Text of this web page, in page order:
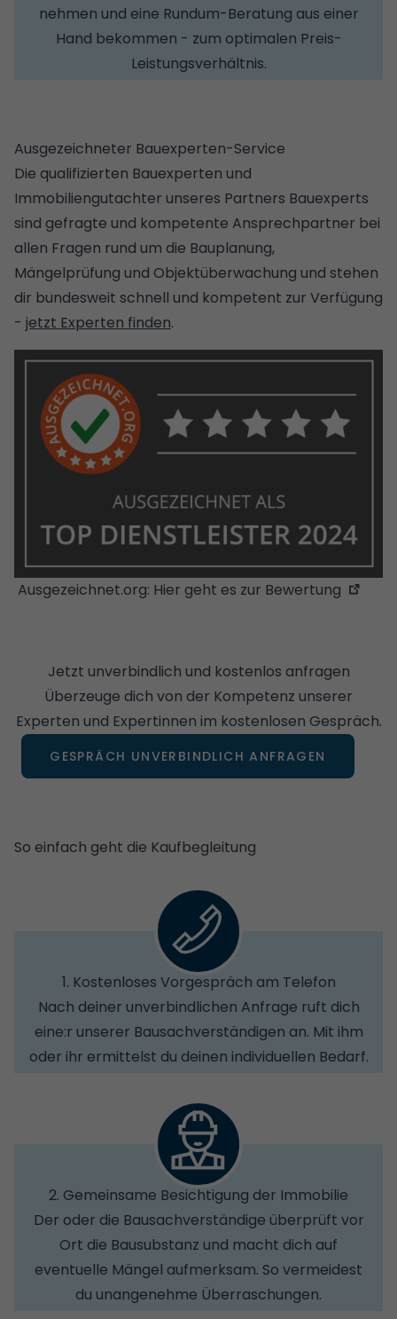
nehmen und eine Rundum-Beratung aus einer
Hand bekommen - zum optimalen Preis-
Leistungsverhältnis.
Ausgezeichneter Bauexperten-Service
Die qualifizierten Bauexperten und
Immobiliengutachter unseres Partners Bauexperts
sind gefragte und kompetente Ansprechpartner bei
allen Fragen rund um die Bauplanung,
Mängelprüfung und Objektüberwachung und stehen
dir bundesweit schnell und kompetent zur Verfügung
- jetzt Experten finden.
Ausgezeichnet.org: Hier geht es zur Bewertung
Jetzt unverbindlich und kostenlos anfragen
Überzeuge dich von der Kompetenz unserer
Experten und Expertinnen im kostenlosen Gespräch.
GESPRÄCH UNVERBINDLICH ANFRAGEN
So einfach geht die Kaufbegleitung
1. Kostenloses Vorgespräch am Telefon
Nach deiner unverbindlichen Anfrage ruft dich
eine:r unserer Bausachverständigen an. Mit ihm
oder ihr ermittelst du deinen individuellen Bedarf.
2. Gemeinsame Besichtigung der Immobilie
Der oder die Bausachverständige überprüft vor
Ort die Bausubstanz und macht dich auf
eventuelle Mängel aufmerksam. So vermeidest
du unangenehme Überraschungen.